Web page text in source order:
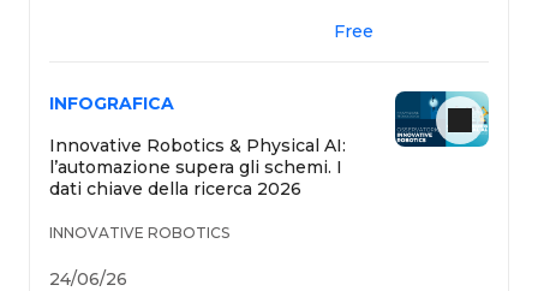
Free
INNOVATIVE ROBOTICS
INFOGRAFICA
Innovative Robotics & Physical AI:
l’automazione supera gli schemi. I
dati chiave della ricerca 2026
24/06/26